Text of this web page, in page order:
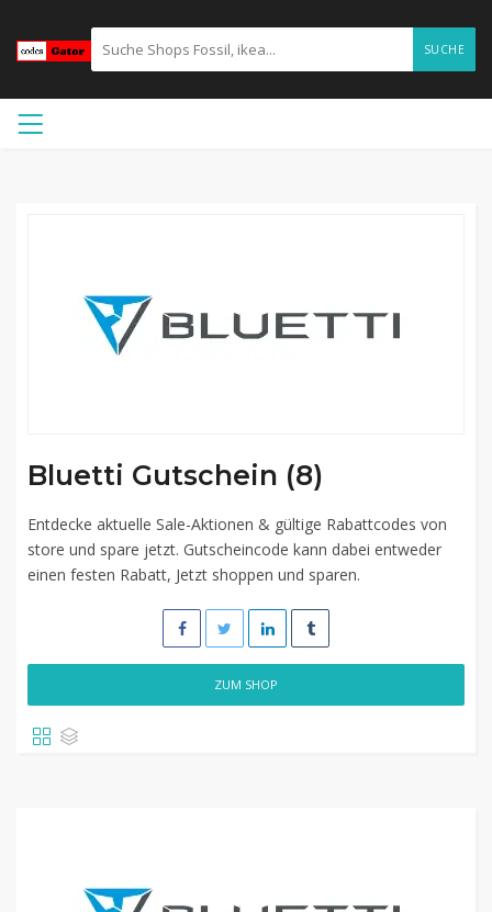
SUCHE
Bluetti Gutschein (8)
Entdecke aktuelle Sale-Aktionen & gültige Rabattcodes von
store und spare jetzt. Gutscheincode kann dabei entweder
einen festen Rabatt, Jetzt shoppen und sparen.
ZUM SHOP